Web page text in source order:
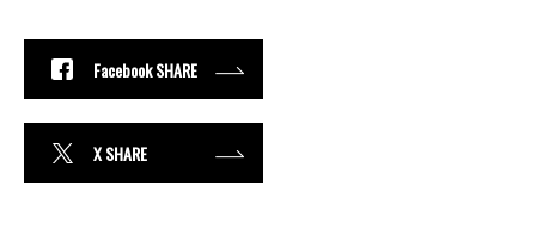
Facebook SHARE
X SHARE